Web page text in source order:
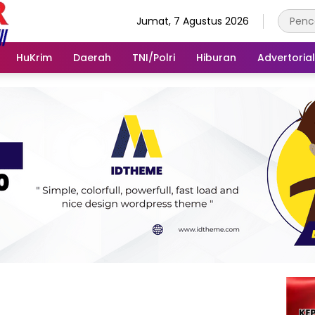
Jumat, 7 Agustus 2026
HuKrim Daerah TNI/Polri Hiburan Advertorial